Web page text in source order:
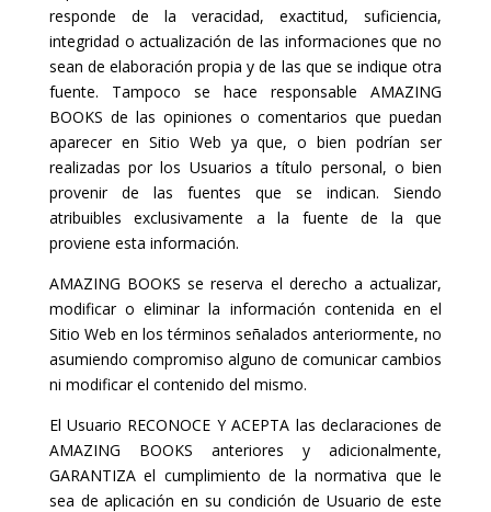
responde de la veracidad, exactitud, suficiencia,
integridad o actualización de las informaciones que no
sean de elaboración propia y de las que se indique otra
fuente. Tampoco se hace responsable AMAZING
BOOKS de las opiniones o comentarios que puedan
aparecer en Sitio Web ya que, o bien podrían ser
realizadas por los Usuarios a título personal, o bien
provenir de las fuentes que se indican. Siendo
atribuibles exclusivamente a la fuente de la que
proviene esta información.
AMAZING BOOKS se reserva el derecho a actualizar,
modificar o eliminar la información contenida en el
Sitio Web en los términos señalados anteriormente, no
asumiendo compromiso alguno de comunicar cambios
ni modificar el contenido del mismo.
El Usuario RECONOCE Y ACEPTA las declaraciones de
AMAZING BOOKS anteriores y adicionalmente,
GARANTIZA el cumplimiento de la normativa que le
sea de aplicación en su condición de Usuario de este